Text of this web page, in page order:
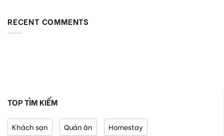
RECENT COMMENTS
TOP TÌM KIẾM
Khách sạn Quán ăn Homestay